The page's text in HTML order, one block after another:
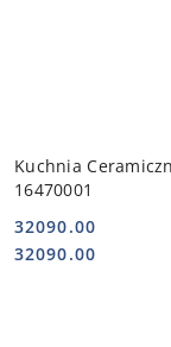
Kuchnia
16470001
Cena:
32090.00
Cena:
32090.00